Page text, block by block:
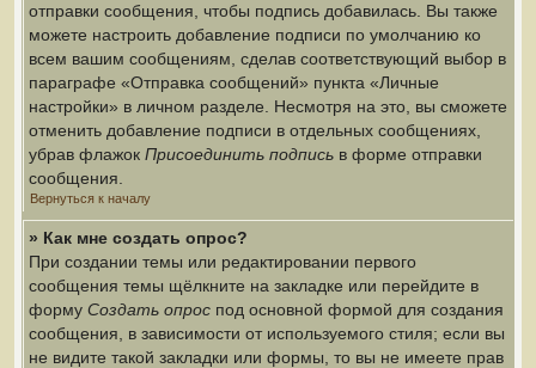
отправки сообщения, чтобы подпись добавилась. Вы также
можете настроить добавление подписи по умолчанию ко
всем вашим сообщениям, сделав соответствующий выбор в
параграфе «Отправка сообщений» пункта «Личные
настройки» в личном разделе. Несмотря на это, вы сможете
отменить добавление подписи в отдельных сообщениях,
убрав флажок Присоединить подпись в форме отправки
сообщения.
Вернуться к началу
» Как мне создать опрос?
При создании темы или редактировании первого
сообщения темы щёлкните на закладке или перейдите в
форму Создать опрос под основной формой для создания
сообщения, в зависимости от используемого стиля; если вы
не видите такой закладки или формы, то вы не имеете прав